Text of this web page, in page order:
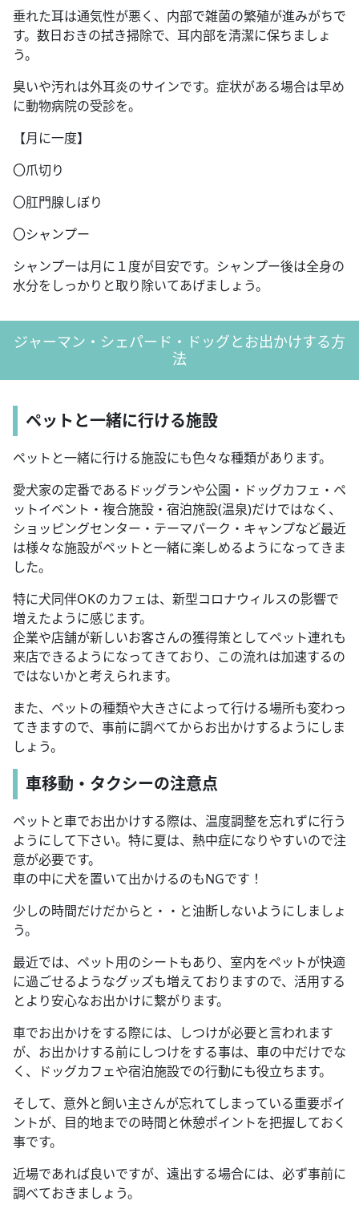
垂れた耳は通気性が悪く、内部で雑菌の繁殖が進みがちで
す。数日おきの拭き掃除で、耳内部を清潔に保ちましょ
う。
臭いや汚れは外耳炎のサインです。症状がある場合は早め
に動物病院の受診を。
【月に一度】
〇爪切り
〇肛門腺しぼり
〇シャンプー
シャンプーは月に１度が目安です。シャンプー後は全身の
水分をしっかりと取り除いてあげましょう。
ジャーマン・シェパード・ドッグとお出かけする方
法
ペットと一緒に行ける施設
ペットと一緒に行ける施設にも色々な種類があります。
愛犬家の定番であるドッグランや公園・ドッグカフェ・ペ
ットイベント・複合施設・宿泊施設(温泉)だけではなく、
ショッピングセンター・テーマパーク・キャンプなど最近
は様々な施設がペットと一緒に楽しめるようになってきま
した。
特に犬同伴OKのカフェは、新型コロナウィルスの影響で
増えたように感じます。
企業や店舗が新しいお客さんの獲得策としてペット連れも
来店できるようになってきており、この流れは加速するの
ではないかと考えられます。
また、ペットの種類や大きさによって行ける場所も変わっ
てきますので、事前に調べてからお出かけするようにしま
しょう。
車移動・タクシーの注意点
ペットと車でお出かけする際は、温度調整を忘れずに行う
ようにして下さい。特に夏は、熱中症になりやすいので注
意が必要です。
車の中に犬を置いて出かけるのもNGです！
少しの時間だけだからと・・と油断しないようにしましょ
う。
最近では、ペット用のシートもあり、室内をペットが快適
に過ごせるようなグッズも増えておりますので、活用する
とより安心なお出かけに繋がります。
車でお出かけをする際には、しつけが必要と言われます
が、お出かけする前にしつけをする事は、車の中だけでな
く、ドッグカフェや宿泊施設での行動にも役立ちます。
そして、意外と飼い主さんが忘れてしまっている重要ポイ
ントが、目的地までの時間と休憩ポイントを把握しておく
事です。
近場であれば良いですが、遠出する場合には、必ず事前に
調べておきましょう。